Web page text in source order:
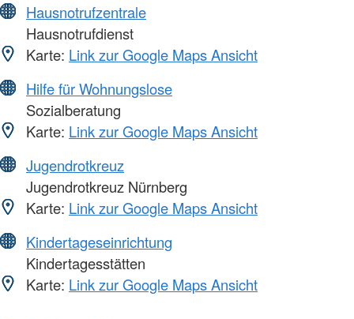
Hausnotrufzentrale
Hausnotrufdienst
Karte: Link zur Google Maps Ansicht
Hilfe für Wohnungslose
Sozialberatung
Karte: Link zur Google Maps Ansicht
Jugendrotkreuz
Jugendrotkreuz Nürnberg
Karte: Link zur Google Maps Ansicht
Kindertageseinrichtung
Kindertagesstätten
Karte: Link zur Google Maps Ansicht